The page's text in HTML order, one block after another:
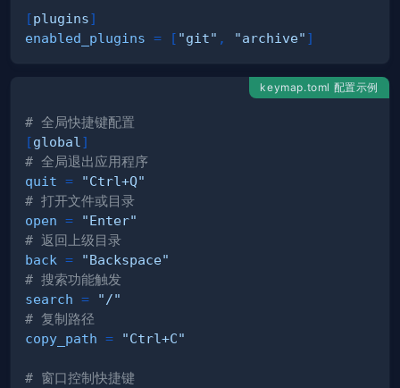
[plugins]
enabled_plugins = [ "git" , "archive" ]
keymap.toml 配置示例
# 全局快捷键配置
[global ]
# 全局退出应用程序
quit =
"Ctrl+Q"
# 打开文件或目录
open =
"Enter"
# 返回上级目录
back =
"Backspace"
# 搜索功能触发
search =
"/"
# 复制路径
copy_path = "Ctrl+C"
# 窗口控制快捷键